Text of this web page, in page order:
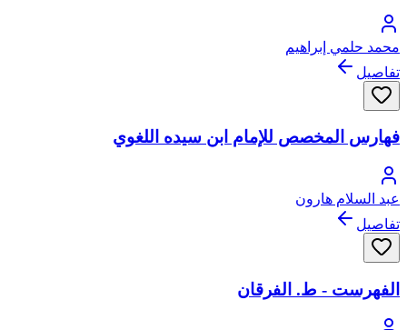
محمد حلمي إبراهيم
تفاصيل
فهارس المخصص للإمام ابن سيده اللغوي
عبد السلام هارون
تفاصيل
الفهرست - ط. الفرقان